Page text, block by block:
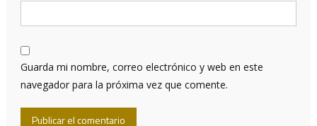
Guarda mi nombre, correo electrónico y web en este
navegador para la próxima vez que comente.